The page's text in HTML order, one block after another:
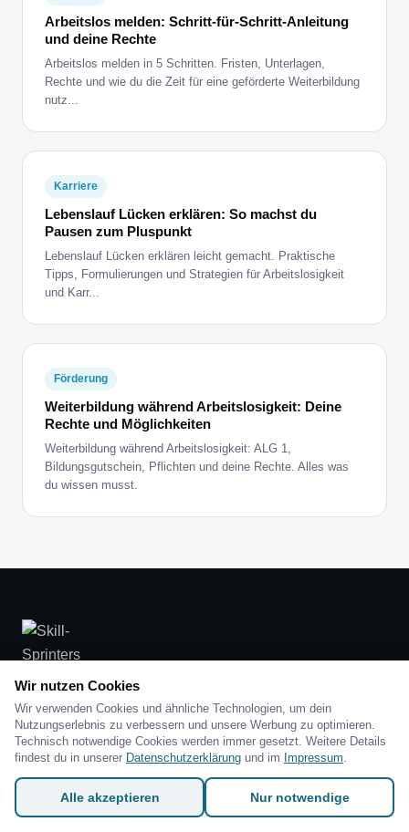
Arbeitslos melden: Schritt-für-Schritt-Anleitung
und deine Rechte
Arbeitslos melden in 5 Schritten. Fristen, Unterlagen,
Rechte und wie du die Zeit für eine geförderte Weiterbildung
nutz...
Karriere
Lebenslauf Lücken erklären: So machst du
Pausen zum Pluspunkt
Lebenslauf Lücken erklären leicht gemacht. Praktische
Tipps, Formulierungen und Strategien für Arbeitslosigkeit
und Karr...
Förderung
Weiterbildung während Arbeitslosigkeit: Deine
Rechte und Möglichkeiten
Weiterbildung während Arbeitslosigkeit: ALG 1,
Bildungsgutschein, Pflichten und deine Rechte. Alles was
du wissen musst.
Weiterbildungen live online in Kleingruppen. DEKRA-zertifizierter
Bildungsträger.
LinkedIn Facebook
Wir nutzen Cookies
Wir verwenden Cookies und ähnliche Technologien, um dein
Nutzungserlebnis zu verbessern und unsere Werbung zu optimieren.
Technisch notwendige Cookies werden immer gesetzt. Weitere Details
findest du in unserer Datenschutzerklärung und im Impressum.
Alle akzeptieren Nur notwendige